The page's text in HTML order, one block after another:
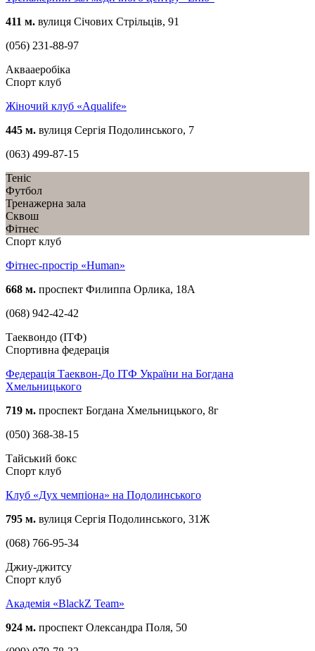
411 м. вулиця Січових Стрільців, 91
(056) 231-88-97
Аквааеробіка
Спорт клуб
Жіночий клуб «Aqualife»
445 м. вулиця Сергія Подолинського, 7
(063) 499-87-15
Теніс
Футбол
Тренажерна зала
Сквош
Фітнес
Спорт клуб
Фітнес-простір «Human»
668 м. проспект Филиппа Орлика, 18А
(068) 942-42-42
Таеквондо (ІТФ)
Спортивна федерація
Федерація Таеквон-До ІТФ України на Богдана
Хмельницького
719 м. проспект Богдана Хмельницького, 8г
(050) 368-38-15
Тайський бокс
Спорт клуб
Клуб «Дух чемпіона» на Подолинського
795 м. вулиця Сергія Подолинського, 31Ж
(068) 766-95-34
Джиу-джитсу
Спорт клуб
Академія «BlackZ Team»
924 м. проспект Олександра Поля, 50